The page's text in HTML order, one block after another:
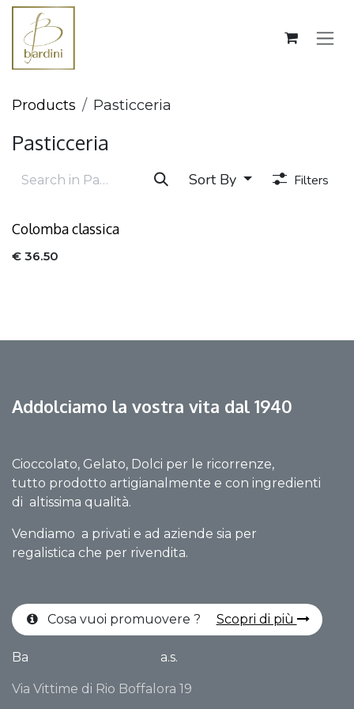
Skip to Content
Products Pasticceria
Pasticceria
Sort By Filters
Colomba classica
€ 36.50
Addolciamo la vostra vita dal 1940
Cioccolato, Gelato, Dolci per le ricorrenze,
tutto prodotto artigianalmente e con ingredienti
di altissima qualità.
Vendiamo a privati e ad aziende sia per
regalistica che per rivendita.
Cosa vuoi promuovere ? Scopri di più
Ba a.s.
Via Vittime di Rio Boffalora 19